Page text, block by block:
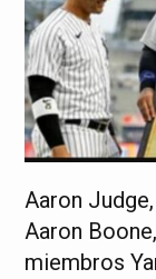
Aaron
Aaron
miembros